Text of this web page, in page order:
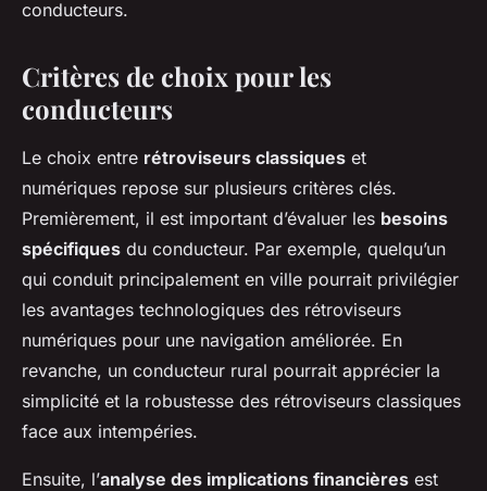
conducteurs.
Critères de choix pour les
conducteurs
Le choix entre rétroviseurs classiques et
numériques repose sur plusieurs critères clés.
Premièrement, il est important d’évaluer les besoins
spécifiques du conducteur. Par exemple, quelqu’un
qui conduit principalement en ville pourrait privilégier
les avantages technologiques des rétroviseurs
numériques pour une navigation améliorée. En
revanche, un conducteur rural pourrait apprécier la
simplicité et la robustesse des rétroviseurs classiques
face aux intempéries.
Ensuite, l’analyse des implications financières est